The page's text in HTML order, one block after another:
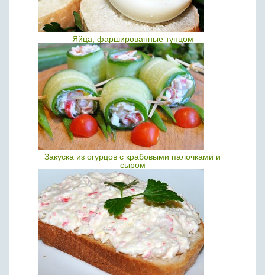
Яйца, фаршированные тунцом
Закуска из огурцов с крабовыми палочками и
сыром